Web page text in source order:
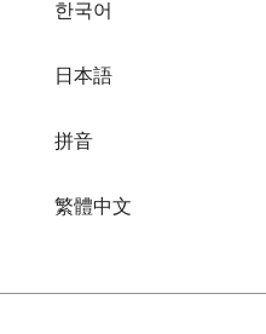
한국어
日本語
拼音
繁體中文